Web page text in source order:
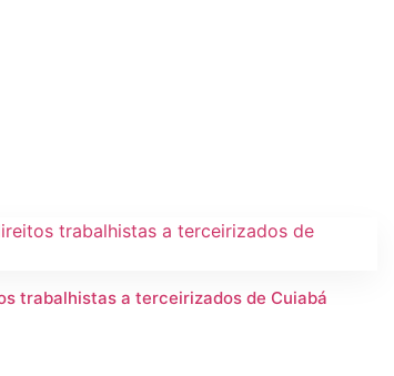
trabalhistas a terceirizados de Cuiabá